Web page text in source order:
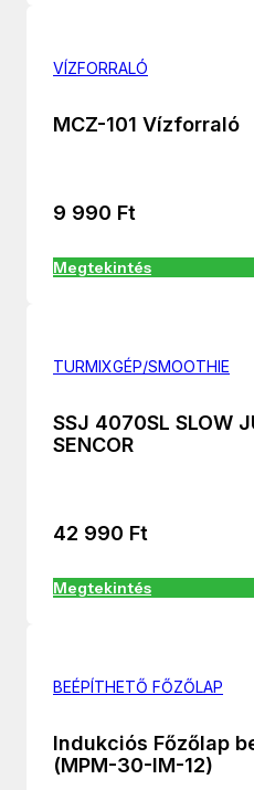
VÍZFORRALÓ
MCZ-101 Vízforraló
9 990 Ft
Megtekintés
TURMIXGÉP/SMOOTHIE
SSJ 4070SL SLOW
SENCOR
42 990 Ft
Megtekintés
BEÉPÍTHETŐ FŐZŐLAP
Indukciós Főzőlap
(MPM-30-IM-12)